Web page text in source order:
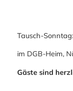
Tausch-Sonntag:
im DGB-Heim,
Gäste sind